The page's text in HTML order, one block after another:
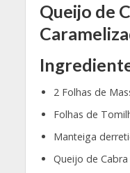
Queijo de
2 Folhas de
Folhas de
Manteiga
Queijo de